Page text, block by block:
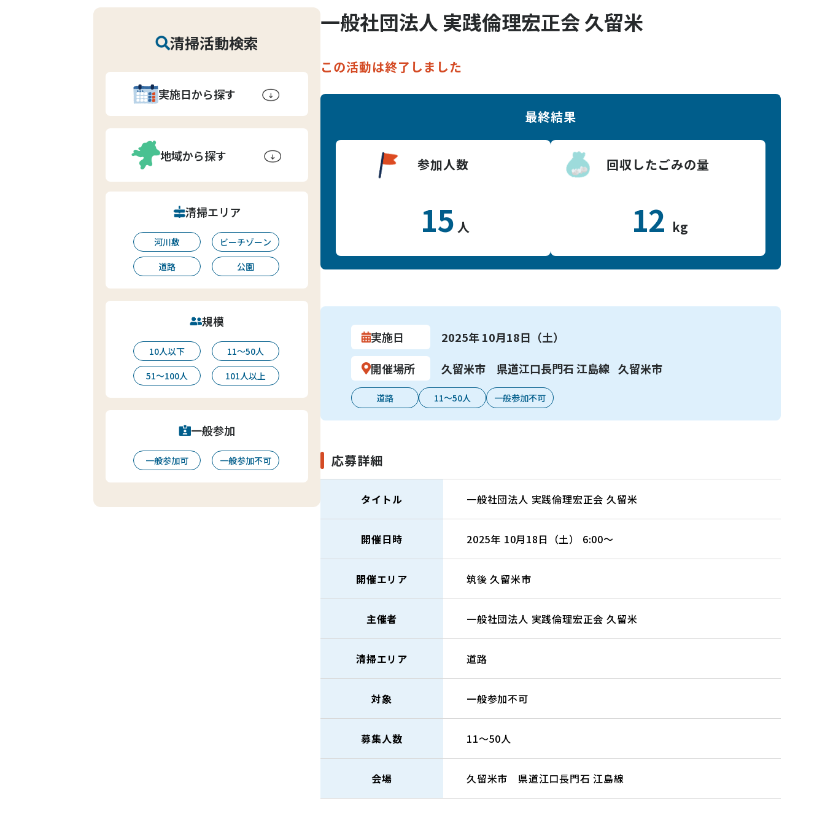
一般社団法人 実践倫理宏正会 久留米
この活動は終了しました
最終結果
参加人数
15 人
回収したごみの量
12 kg
実施日
2025年 10月18日（土）
開催場所
久留米市 県道江口長門石 江島線 久留米市
道路 11～50人 一般参加不可
応募詳細
タイトル 一般社団法人 実践倫理宏正会 久留米
開催日時 2025年 10月18日（土） 6:00～
開催エリア 筑後 久留米市
主催者 一般社団法人 実践倫理宏正会 久留米
清掃エリア 道路
対象 一般参加不可
募集人数 11～50人
会場 久留米市 県道江口長門石 江島線
清掃活動検索
実施日から探す
地域から探す
清掃エリア
河川敷
ビーチゾーン
道路
公園
規模
10人以下
11〜50人
51〜100人
101人以上
一般参加
一般参加可 一般参加不可